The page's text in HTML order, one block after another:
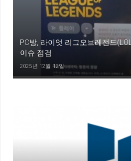
PC방, 라이엇 리그오브레전드
이슈 점검
2025년 12월 12일